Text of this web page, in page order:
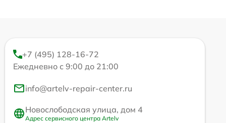
+7 (495) 128-16-72
Ежедневно с 9:00 до 21:00
info@artelv-repair-center.ru
Новослободская улица, дом 4
Адрес сервисного центра Artelv